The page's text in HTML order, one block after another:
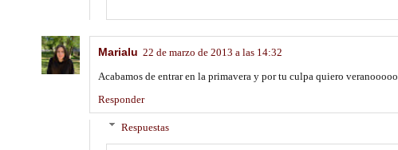
Marialu 22 de marzo de 2013 a las 14:32
Acabamos de entrar en la primavera y por tu culpa quiero veranooooo
Responder
Respuestas